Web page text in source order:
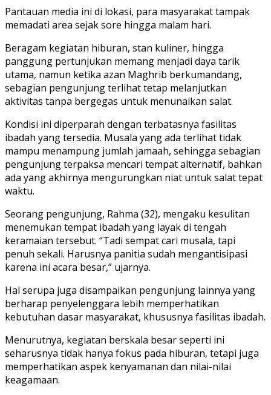
Pantauan media ini di lokasi, para masyarakat tampak
memadati area sejak sore hingga malam hari.
Beragam kegiatan hiburan, stan kuliner, hingga
panggung pertunjukan memang menjadi daya tarik
utama, namun ketika azan Maghrib berkumandang,
sebagian pengunjung terlihat tetap melanjutkan
aktivitas tanpa bergegas untuk menunaikan salat.
Kondisi ini diperparah dengan terbatasnya fasilitas
ibadah yang tersedia. Musala yang ada terlihat tidak
mampu menampung jumlah jamaah, sehingga sebagian
pengunjung terpaksa mencari tempat alternatif, bahkan
ada yang akhirnya mengurungkan niat untuk salat tepat
waktu.
Seorang pengunjung, Rahma (32), mengaku kesulitan
menemukan tempat ibadah yang layak di tengah
keramaian tersebut. “Tadi sempat cari musala, tapi
penuh sekali. Harusnya panitia sudah mengantisipasi
karena ini acara besar,” ujarnya.
Hal serupa juga disampaikan pengunjung lainnya yang
berharap penyelenggara lebih memperhatikan
kebutuhan dasar masyarakat, khususnya fasilitas ibadah.
Menurutnya, kegiatan berskala besar seperti ini
seharusnya tidak hanya fokus pada hiburan, tetapi juga
memperhatikan aspek kenyamanan dan nilai-nilai
keagamaan.